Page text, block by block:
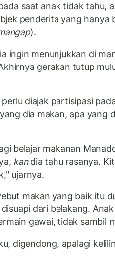
saat anak tidak tahu,
penderita yang hanya
).
ingin menunjukkan di
gerakan tutup
diajak partisipasi
dia makan, apa yang
belajar makanan
kandia tahu rasanya.
ujarnya.
makan yang baik itu
dari belakang.
gawai, tidak sambil
digendong, apalagi